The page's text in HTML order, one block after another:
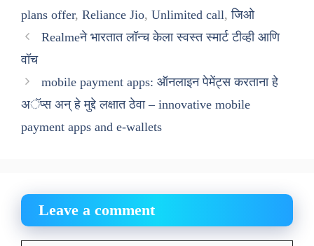
plans offer, Reliance Jio, Unlimited call,जिओ
Realmeने भारतात लॉन्च केला स्वस्त स्मार्ट टीव्ही आणि
वॉच
mobile payment apps: ऑनलाइन पेमेंट्स करताना हे
अॅप्स अन् हे मुद्दे लक्षात ठेवा – innovative mobile
payment apps and e-wallets
Leave a comment